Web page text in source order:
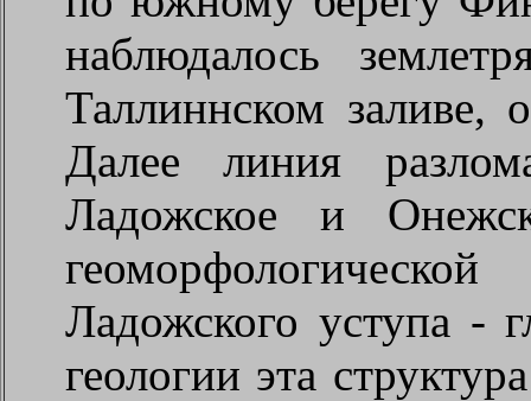
наблюдалось
Таллиннском
Далее линия
Ладожское и
Ладожского уступа -
геологии эта